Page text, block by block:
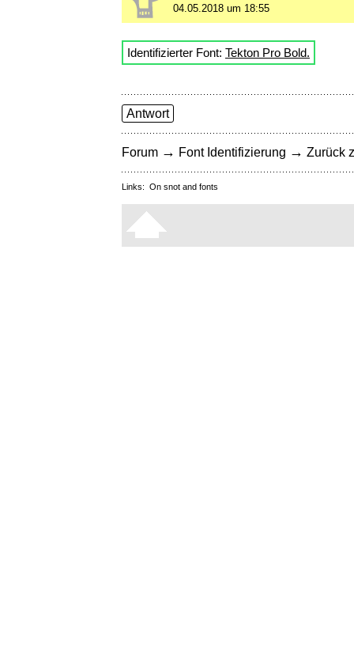
04.05.2018 um 18:55
Identifizierter Font: Tekton Pro Bold.
Antwort
Forum → Font Identifizierung → Zurück
Links: On snot and fonts